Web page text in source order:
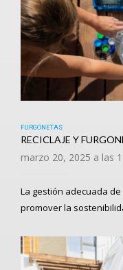
FURGONETAS
RECICLAJE Y
marzo 20, 2025 a las
La gestión adecuada
promover la